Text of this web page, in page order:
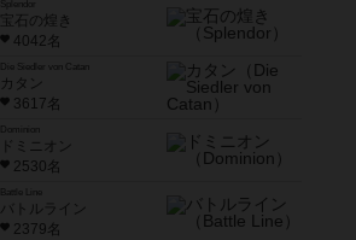
宝石の煌き
4042名
Die Siedler von Catan
カタン
3617名
ドミニオン
2530名
Battle Line
バトルライン
2379名